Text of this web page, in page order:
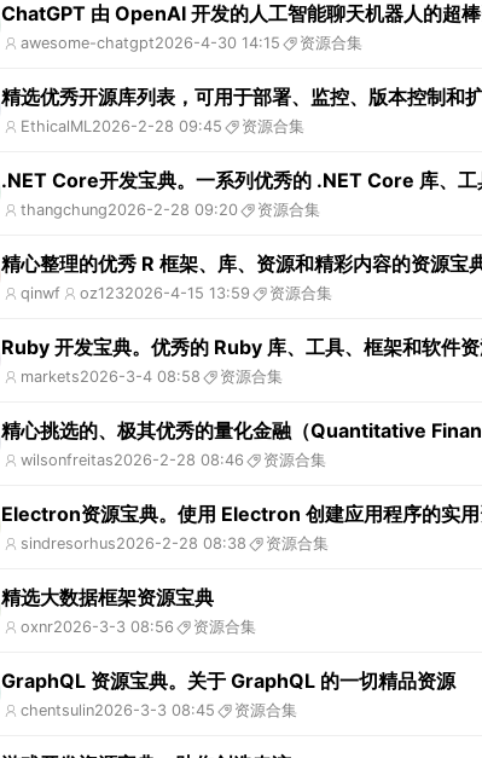
ChatGPT 由 OpenAI 开发的人工智能聊天机器人的超
awesome-chatgpt2026-4-30 14:15 资源合集
精选优秀开源库列表，可用于部署、监控、版本控制和
EthicalML2026-2-28 09:45 资源合集
.NET Core开发宝典。一系列优秀的 .NET Core 库、工
thangchung2026-2-28 09:20 资源合集
精心整理的优秀 R 框架、库、资源和精彩内容的资源宝
qinwf oz1232026-4-15 13:59 资源合集
Ruby 开发宝典。优秀的 Ruby 库、工具、框架和软件
markets2026-3-4 08:58 资源合集
精心挑选的、极其优秀的量化金融（Quantitative
wilsonfreitas2026-2-28 08:46 资源合集
Electron资源宝典。使用 Electron 创建应用程序的实
sindresorhus2026-2-28 08:38 资源合集
精选大数据框架资源宝典
oxnr2026-3-3 08:56 资源合集
GraphQL 资源宝典。关于 GraphQL 的一切精品资源
chentsulin2026-3-3 08:45 资源合集